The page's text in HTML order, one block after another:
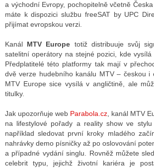
VYSÍLAČE
TELEVIZE
TELEVIZÍ
VYSÍLAČE
INTERNET
RÁDIA
STRÁNKY RÁDIÍ
a východní Evropy, pochopitelně včetně
máte k dispozici službu freeSAT by UPC
přijímat evropskou verzi.
Kanál MTV Europe totiž distribuuje svůj
satelitní operátory na stejné pozici, kde vysílá
Předplatitelé této platformy tak mají v
dvě verze hudebního kanálu MTV – českou i
MTV Europe sice vysílá v angličtině, ale
titulky.
Jak upozorňuje web Parabola.cz , kanál MTV
na lifestylové pořady a reality show ve stylu
například sledovat první kroky mladého
nahrávky demo písničky až po oslovování
a případné vydání singlu. Rovněž můžete
celebrit typu, jejichž životní kariéra je